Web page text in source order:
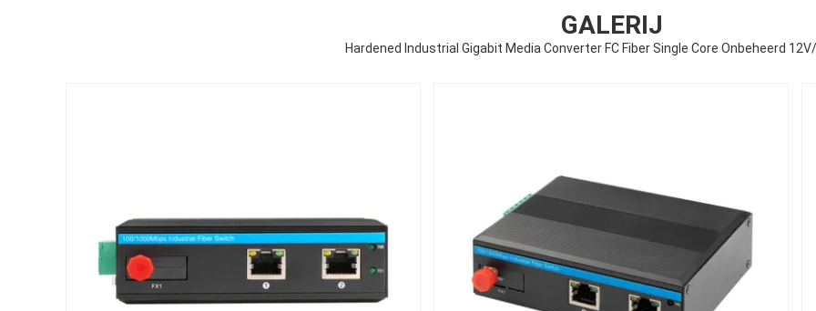
GALERIJ
Hardened Industrial Gigabit Media Converter FC Fiber Single Core Onbeheerd